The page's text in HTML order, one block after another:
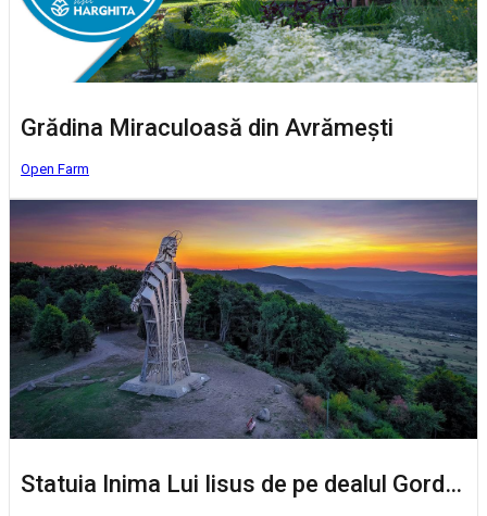
Grădina Miraculoasă din Avrămești
Open Farm
Statuia Inima Lui Iisus de pe dealul Gordon